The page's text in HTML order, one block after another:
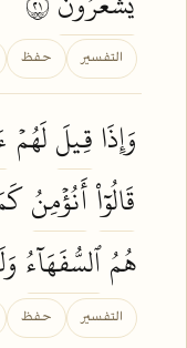
التفسير حفظ
وَإِذَاقِيلَلَهُمۡ
قَالُوٓاْأَنُؤۡمِنُ
هُمُٱلسُّفَهَآءُ
التفسير حفظ